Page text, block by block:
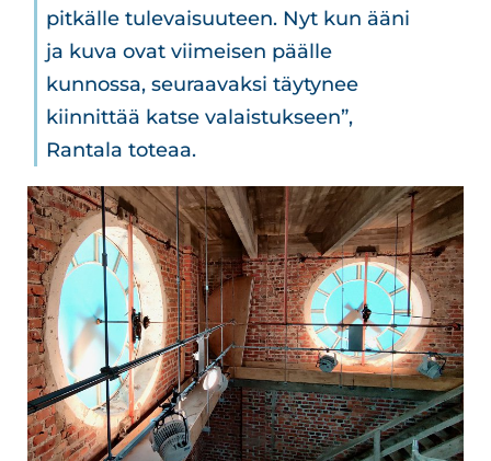
pitkälle tulevaisuuteen. Nyt kun ääni
ja kuva ovat viimeisen päälle
kunnossa, seuraavaksi täytynee
kiinnittää katse valaistukseen”,
Rantala toteaa.